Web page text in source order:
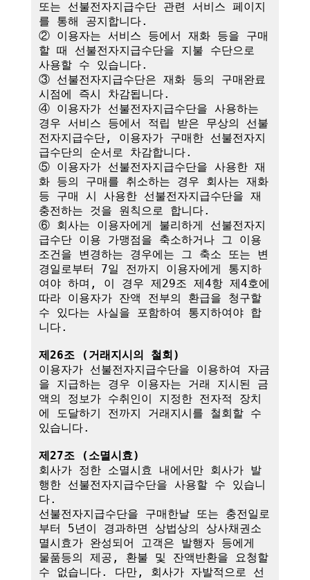
또는 선불전자지급수단 관련 서비스 페이지
를 통해 공지합니다.
② 이용자는 서비스 등에서 재화 등을 구매
할 때 선불전자지급수단을 지불 수단으로
사용할 수 있습니다.
③ 선불전자지급수단은 재화 등의 구매완료
시점에 즉시 차감됩니다.
④ 이용자가 선불전자지급수단을 사용하는
경우 서비스 등에서 적립 받은 무상의 선불
전자지급수단, 이용자가 구매한 선불전자지
급수단의 순서로 차감합니다.
⑤ 이용자가 선불전자지급수단을 사용한 재
화 등의 구매를 취소하는 경우 회사는 재화
등 구매 시 사용한 선불전자지급수단을 재
충전하는 것을 원칙으로 합니다.
⑥ 회사는 이용자에게 불리하게 선불전자지
급수단 이용 가맹점을 축소하거나 그 이용
조건을 변경하는 경우에는 그 축소 또는 변
경일로부터 7일 전까지 이용자에게 통지하
여야 하며, 이 경우 제29조 제4항 제4호에
따라 이용자가 잔액 전부의 환급을 청구할
수 있다는 사실을 포함하여 통지하여야 합
니다.
제26조 (거래지시의 철회)
이용자가 선불전자지급수단을 이용하여 자금
을 지급하는 경우 이용자는 거래 지시된 금
액의 정보가 수취인이 지정한 전자적 장치
에 도달하기 전까지 거래지시를 철회할 수
있습니다.
제27조 (소멸시효)
회사가 정한 소멸시효 내에서만 회사가 발
행한 선불전자지급수단을 사용할 수 있습니
다.
선불전자지급수단을 구매한날 또는 충전일로
부터 5년이 경과하면 상법상의 상사채권소
멸시효가 완성되어 고객은 발행자 등에게
물품등의 제공, 환불 및 잔액반환을 요청할
수 없습니다. 다만, 회사가 자발적으로 선